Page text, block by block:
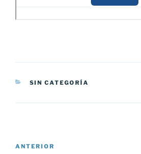
CATEGORÍAS
SIN CATEGORÍA
Navegación
Entrada
ANTERIOR